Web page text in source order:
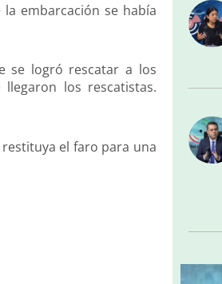
embarcación se había
se logró rescatar a los
los rescatistas.
el faro para una